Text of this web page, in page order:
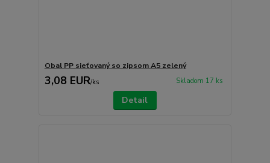
Obal PP sieťovaný so zipsom A5 zelený
3,08 EUR/ks Skladom 17 ks
Detail